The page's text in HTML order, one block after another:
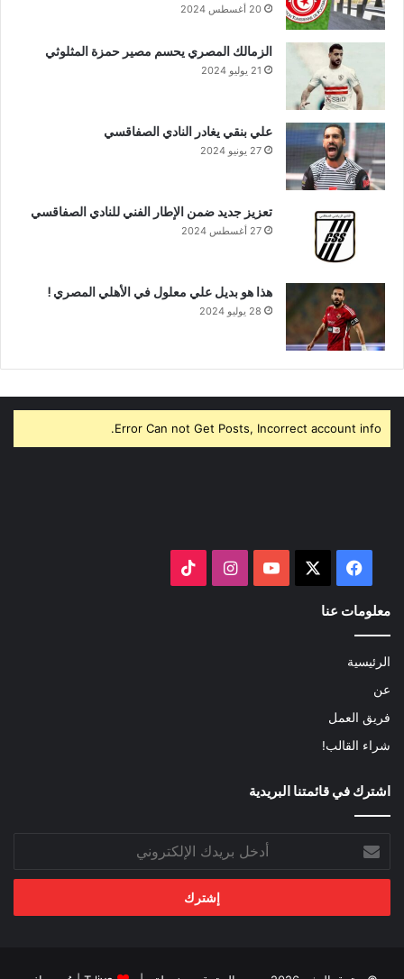
20 أغسطس 2024
الزمالك المصري يحسم مصير حمزة المثلوثي
21 يوليو 2024
علي بنقي يغادر النادي الصفاقسي
27 يونيو 2024
تعزيز جديد ضمن الإطار الفني للنادي الصفاقسي
27 أغسطس 2024
هذا هو بديل علي معلول في الأهلي المصري !
28 يوليو 2024
Error Can not Get Posts, Incorrect account info.
فيسبوك ‫YouTubeانستقرام
معلومات عنا
الرئيسية
عن
فريق العمل
شراء القالب!
اشترك في قائمتنا البريدية
بريدك
الإلكتروني